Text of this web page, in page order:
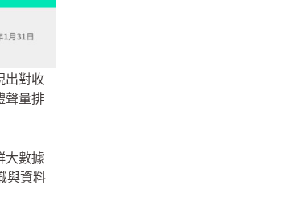
出對收
聲量排
大數據
與資料